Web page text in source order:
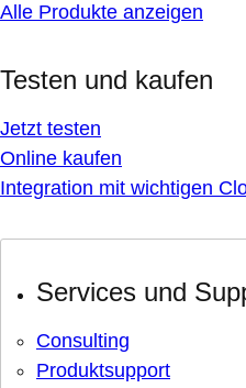
Alle Produkte anzeigen
Testen und kaufen
Jetzt testen
Online kaufen
Integration mit wichtigen
Services und
Consulting
Produktsupport